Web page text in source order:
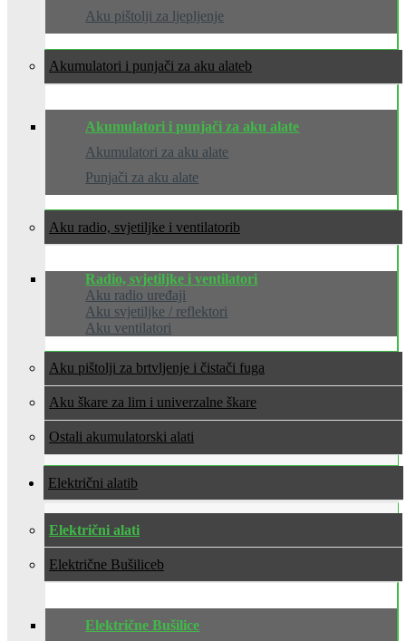
Aku pištolji za ljepljenje
Akumulatori i punjači za aku alate
Akumulatori i punjači za aku alate
Akumulatori za aku alate
Punjači za aku alate
Aku radio, svjetiljke i ventilatori
Radio, svjetiljke i ventilatori
Aku radio uređaji
Aku svjetiljke / reflektori
Aku ventilatori
Aku pištolji za brtvljenje i čistači fuga
Aku škare za lim i univerzalne škare
Ostali akumulatorski alati
Električni alati
Električni alati
Električne Bušilice
Električne Bušilice